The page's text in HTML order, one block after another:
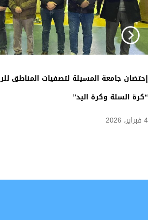
ديسمبر 1960
17 ديسمبر، 2025